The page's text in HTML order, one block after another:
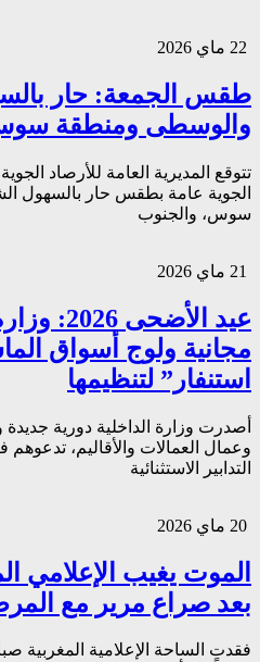
طقس الجمعة: حار
والوسطى ومنطقة
تتوقع المديرية العامة للأرصاد
الجوية عامة بطقس حار بالسهول
سوس، والجنوب
عيد
مجانية ولوج أسواق
استنفار” لتنظيمها
أصدرت وزارة الداخلية دورية
وعمال العمالات والأقاليم،
التدابير الاستثنائية
الموت يغيب الإعلامي
بعد صراع مرير مع